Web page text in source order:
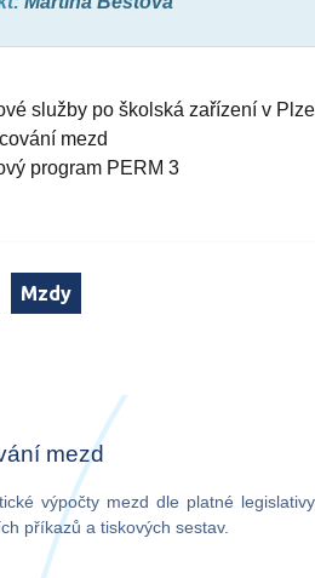
služby po školská zařízení v
mezd
program PERM 3
Mzdy
mezd
výpočty mezd dle platné
příkazů a tiskových sestav.